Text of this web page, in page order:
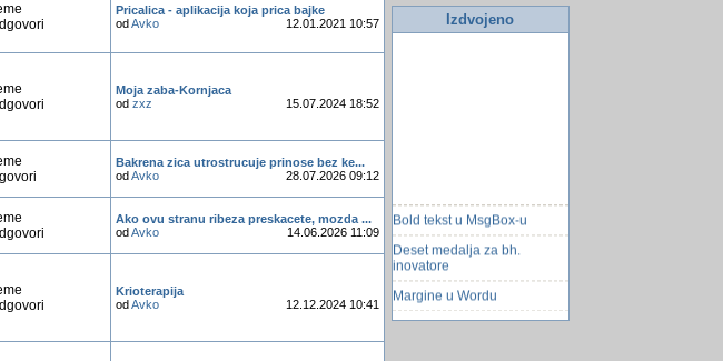
Pricalica - aplikacija koja prica bajke
odAvko 12.01.2021 10:57
Moja zaba-Kornjaca
od zxz 15.07.2024 18:52
Bakrena zica utrostrucuje prinose bez ke...
odAvko 28.07.2026 09:12
Ako ovu stranu ribeza preskacete, mozda ...
odAvko 14.06.2026 11:09
Krioterapija
odAvko 12.12.2024 10:41
Izdvojeno
Bold tekst u MsgBox-u
Deset medalja za bh.
inovatore
Margine u Wordu
11 najboljih stranica za